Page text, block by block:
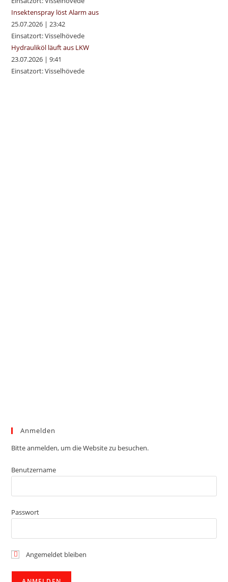
Insektenspray löst Alarm aus
25.07.2026 |23:42
Einsatzort: Visselhövede
Hydrauliköl läuft aus LKW
23.07.2026 |9:41
Einsatzort: Visselhövede
Anmelden
Bitte anmelden, um die Website zu besuchen.
Benutzername
Passwort
Angemeldet bleiben